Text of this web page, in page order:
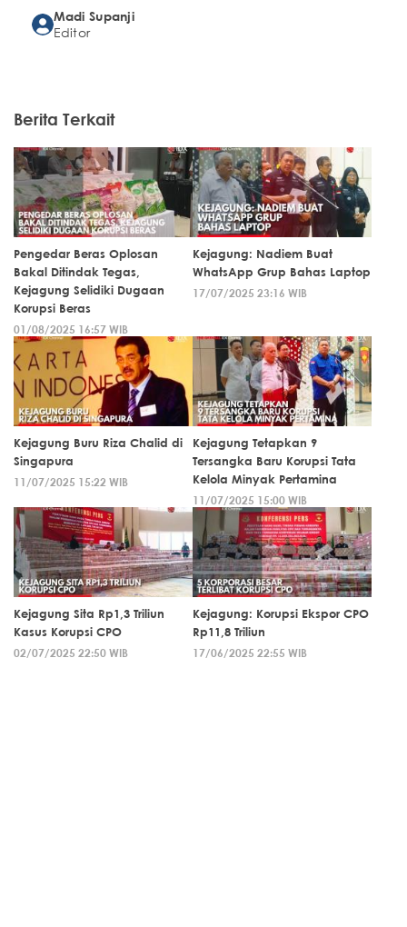
Madi Supanji
Editor
Berita Terkait
Pengedar Beras Oplosan
Bakal Ditindak Tegas,
Kejagung Selidiki Dugaan
Korupsi Beras
01/08/2025 16:57 WIB
Kejagung: Nadiem Buat
WhatsApp Grup Bahas Laptop
17/07/2025 23:16 WIB
Kejagung Buru Riza Chalid di
Singapura
11/07/2025 15:22 WIB
Kejagung Tetapkan 9
Tersangka Baru Korupsi Tata
Kelola Minyak Pertamina
11/07/2025 15:00 WIB
Kejagung Sita Rp1,3 Triliun
Kasus Korupsi CPO
02/07/2025 22:50 WIB
Kejagung: Korupsi Ekspor CPO
Rp11,8 Triliun
17/06/2025 22:55 WIB